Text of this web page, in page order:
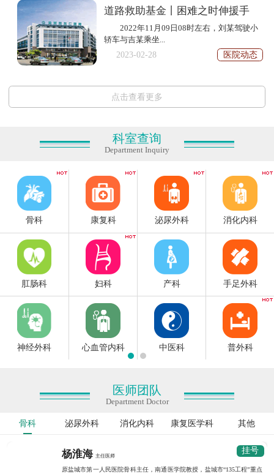
道路救助基金丨困难之时伸援手
2022年11月09日08时左右，刘某驾驶小
轿车与吉某乘坐...
2023-02-28 医院动态
点击查看更多
科室查询
Department Inquiry
骨科 康复科 泌尿外科 消化内科
肛肠科 妇科 产科 手足外科
神经外科 心血管内科 中医科 普外科
医师团队
Department Doctor
骨科 泌尿外科 消化内科 康复医学科 其他
杨淮海 主任医师
原盐城市第一人民医院骨科主任，南通医学院教授，盐城市“135工程”重点
挂号